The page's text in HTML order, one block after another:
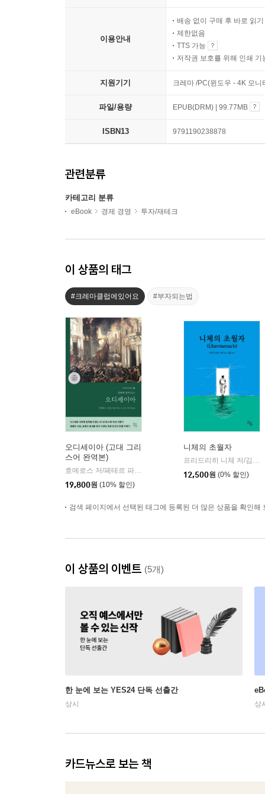
이용안내
배송 없이 구매 후 바로 읽기
제한없음
TTS 가능
저작권 보호를 위해 인쇄 기
지원기기 크레마 /PC(윈도우 - 4K 모
파일/용량 EPUB(DRM) | 99.77MB
ISBN13 9791190238878
관련분류
카테고리 분류
eBook 경제 경영 투자/재테크
이 상품의 태그
#크레마클럽에있어요 #부자되는법
오디세이아 (고대 그리
스어 완역본)
| 현대지성
19,800원 (10% 할인)
니체의 초월자
12,500원 (0% 할인)
검색 페이지에서 선택된 태그에 등록된 더 많은 상품을 확인해
이 상품의 이벤트 (5개)
한 눈에 보는 YES24 단독 선출간
상시 상
카드뉴스로 보는 책